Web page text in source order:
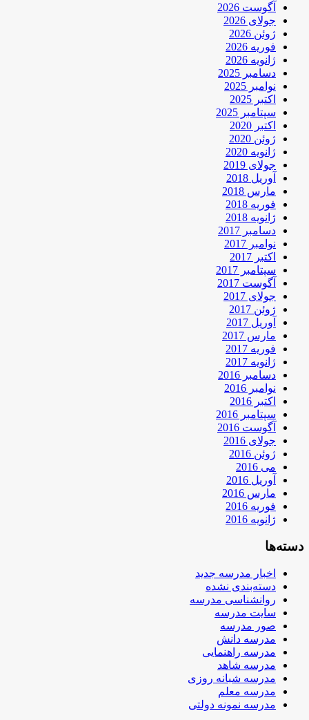
آگوست 2026
جولای 2026
ژوئن 2026
فوریه 2026
ژانویه 2026
دسامبر 2025
نوامبر 2025
اکتبر 2025
سپتامبر 2025
اکتبر 2020
ژوئن 2020
ژانویه 2020
جولای 2019
آوریل 2018
مارس 2018
فوریه 2018
ژانویه 2018
دسامبر 2017
نوامبر 2017
اکتبر 2017
سپتامبر 2017
آگوست 2017
جولای 2017
ژوئن 2017
آوریل 2017
مارس 2017
فوریه 2017
ژانویه 2017
دسامبر 2016
نوامبر 2016
اکتبر 2016
سپتامبر 2016
آگوست 2016
جولای 2016
ژوئن 2016
می 2016
آوریل 2016
مارس 2016
فوریه 2016
ژانویه 2016
دسته‌ها
اخبار مدرسه جدید
دسته‌بندی نشده
روانشناسی مدرسه
سایت مدرسه
صور مدرسه
مدرسه دانش
مدرسه راهنمایی
مدرسه شاهد
مدرسه شبانه روزی
مدرسه معلم
مدرسه نمونه دولتی